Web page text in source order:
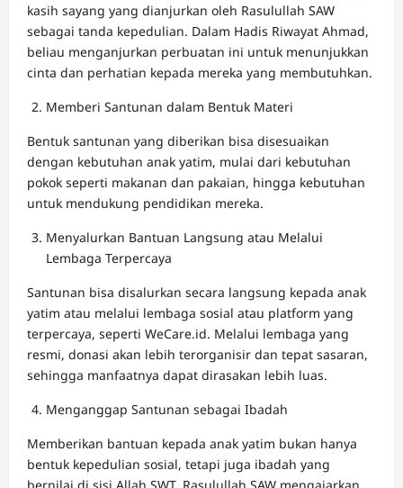
kasih sayang yang dianjurkan oleh Rasulullah SAW
sebagai tanda kepedulian. Dalam Hadis Riwayat Ahmad,
beliau menganjurkan perbuatan ini untuk menunjukkan
cinta dan perhatian kepada mereka yang membutuhkan.
Memberi Santunan dalam Bentuk Materi
Bentuk santunan yang diberikan bisa disesuaikan
dengan kebutuhan anak yatim, mulai dari kebutuhan
pokok seperti makanan dan pakaian, hingga kebutuhan
untuk mendukung pendidikan mereka.
Menyalurkan Bantuan Langsung atau Melalui
Lembaga Terpercaya
Santunan bisa disalurkan secara langsung kepada anak
yatim atau melalui lembaga sosial atau platform yang
terpercaya, seperti WeCare.id. Melalui lembaga yang
resmi, donasi akan lebih terorganisir dan tepat sasaran,
sehingga manfaatnya dapat dirasakan lebih luas.
Menganggap Santunan sebagai Ibadah
Memberikan bantuan kepada anak yatim bukan hanya
bentuk kepedulian sosial, tetapi juga ibadah yang
bernilai di sisi Allah SWT. Rasulullah SAW mengajarkan